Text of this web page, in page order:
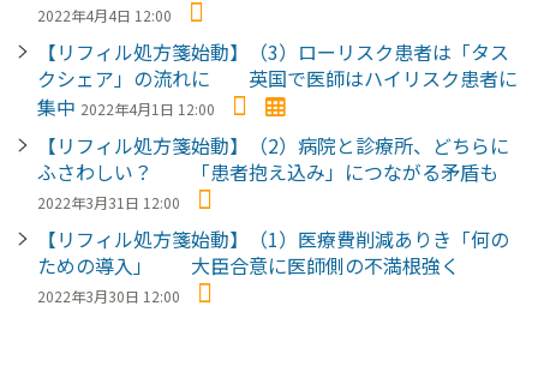
2022年4月4日 12:00
【リフィル処方箋始動】（3）ローリスク患者は「タス
クシェア」の流れに 英国で医師はハイリスク患者に
集中 2022年4月1日 12:00
【リフィル処方箋始動】（2）病院と診療所、どちらに
ふさわしい？ 「患者抱え込み」につながる矛盾も
2022年3月31日 12:00
【リフィル処方箋始動】（1）医療費削減ありき「何の
ための導入」 大臣合意に医師側の不満根強く
2022年3月30日 12:00